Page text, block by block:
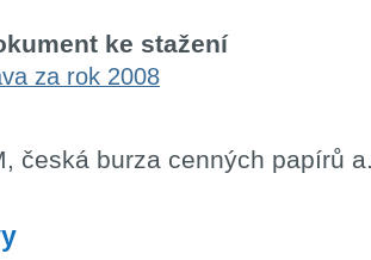
ke stažení
za rok 2008
česká burza cenných papírů